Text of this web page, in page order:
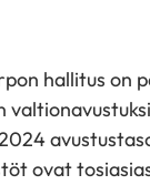
hallitus on
ovat